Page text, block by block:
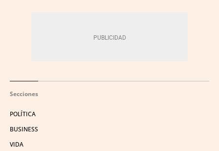
Secciones
POLÍTICA
BUSINESS
VIDA